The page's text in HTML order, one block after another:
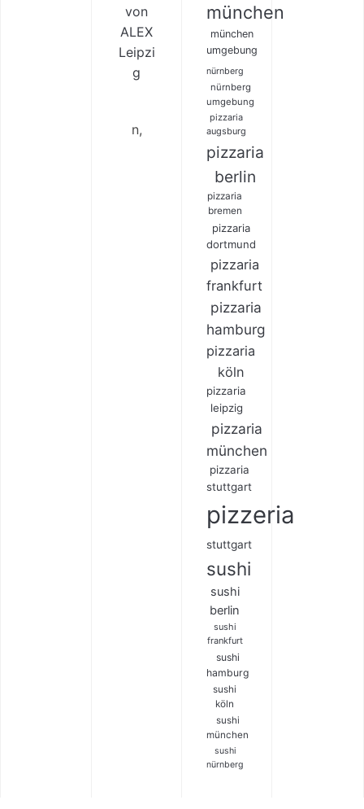
von
ALEX
Leipzi
g
n,
münchen
münchen
umgebung
nürnberg
nürnberg
umgebung
pizzaria
augsburg
pizzaria
berlin
pizzaria
bremen
pizzaria
dortmund
pizzaria
frankfurt
pizzaria
hamburg
pizzaria
köln
pizzaria
leipzig
pizzaria
münchen
pizzaria
stuttgart
pizzeria
stuttgart
sushi
sushi
berlin
sushi
frankfurt
sushi
hamburg
sushi
köln
sushi
münchen
sushi
nürnberg